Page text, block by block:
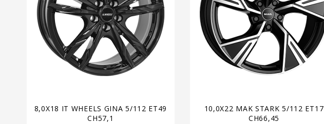
8,0X18 IT WHEELS GINA 5/112 ET49
CH57,1
10,0X22 MAK STARK 5/112 ET17
CH66,45